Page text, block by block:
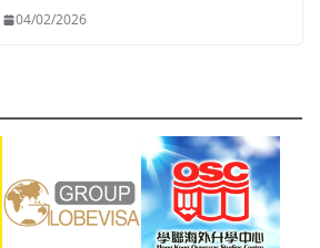
04/02/2026